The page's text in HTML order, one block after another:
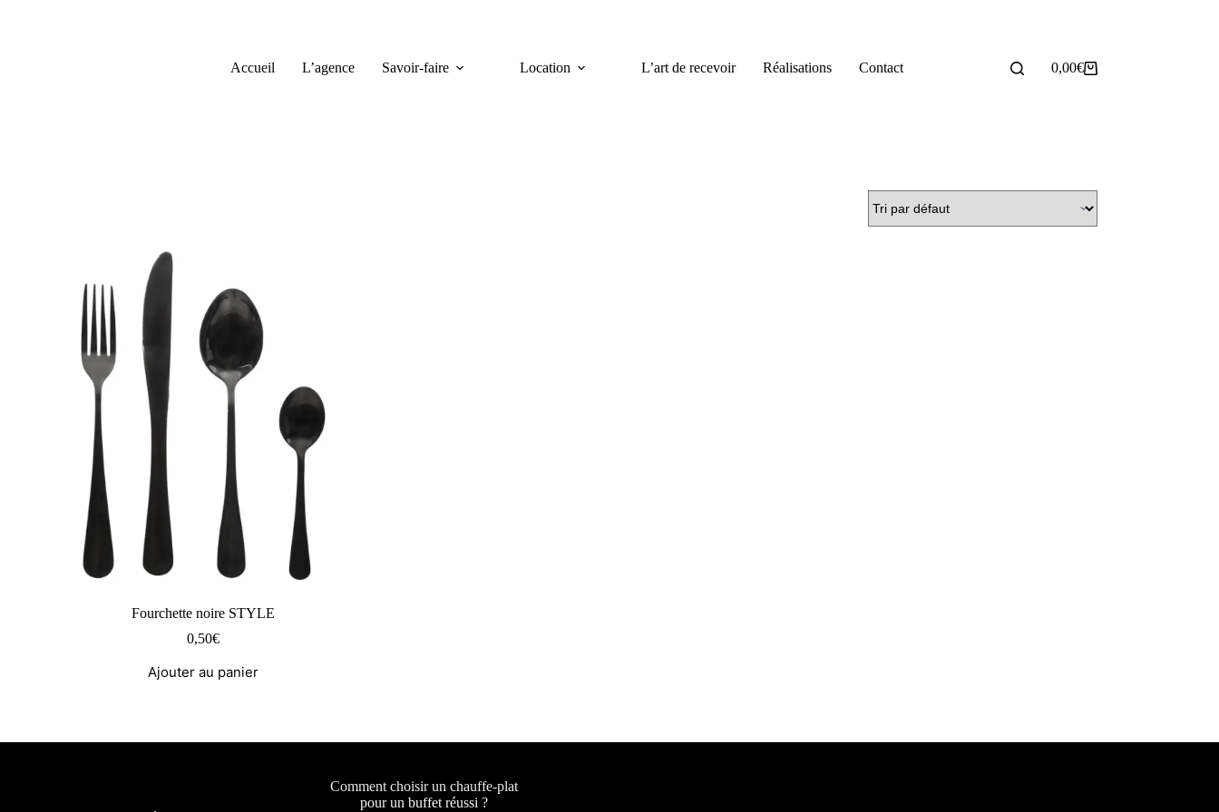
Accueil
L’agence Savoir-faire Location L’art de recevoir Réalisations Contact
Panier
0,00€
Fourchette noire STYLE
0,50€
Ajouter au panier
Comment choisir un chauffe-plat
pour un buffet réussi ?